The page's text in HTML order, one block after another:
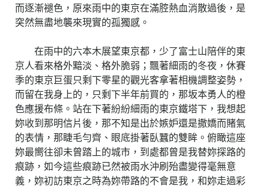
而逐漸褪色，原來雨中的東京在滿腔熱血消散過後，是
突然無盡地襲來現實的孤獨感。
在雨中的六本木展望東京都，少了富士山陪伴的東
京人看來格外黯淡、格外脆弱；飄著細雨的冬夜，休賽
季的東京巨蛋只剩下零星的觀光客拿著相機調整姿勢，
而留在我身上的，只剩下半年前買的，那坂本勇人的橙
色應援布條。站在下著紛紛細雨的東京鐵塔下，我想起
妳收到那明信片後，那不知是出於嫉妒還是撒嬌而賭氣
的表情，那睫毛勻齊、眼底掛著臥蠶的雙眸。俯瞰這座
妳最嚮往卻未曾踏上的城市，到處都曾是我替妳探路的
痕跡，如今這些痕跡已然被雨水沖刷殆盡變得毫無意
義，妳初訪東京之時為妳帶路的不會是我，和妳走過彩